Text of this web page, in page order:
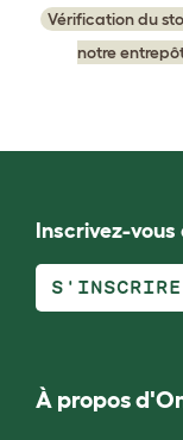
Vérification du
notre
Inscrivez-vous
S'INSCRIRE
À propos